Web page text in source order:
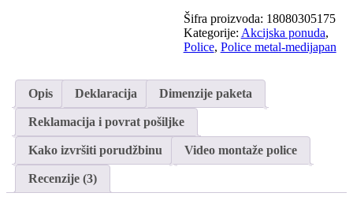
Šifra proizvoda: 18080305175
Kategorije: Akcijska ponuda,
Police, Police metal-medijapan
Opis Deklaracija Dimenzije paketa
Reklamacija i povrat pošiljke
Kako izvršiti porudžbinu Video montaže police
Recenzije (3)